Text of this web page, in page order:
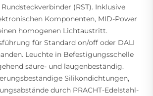
(RST). Inklusive
Komponenten, MID-Power
homogenen Lichtaustritt.
für Standard on/off oder DALI
Leuchte in Befestigungsschelle
säure- und laugenbeständig.
Silikondichtungen,
durch PRACHT-Edelstahl-